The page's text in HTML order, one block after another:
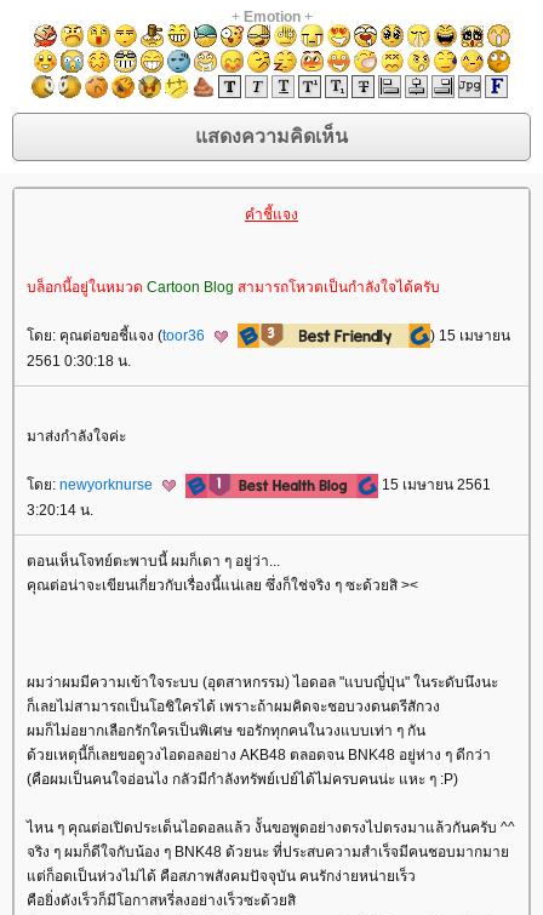
+ Emotion+
คำชี้แจง
บล็อกนี้อยู่ในหมวด Cartoon Blog สามารถโหวตเป็นกำลังใจได้ครับ
ดย: คุณต่อขอชี้แจง (toor36
) 15 เมษายน
2561 0:30:18 น.
มาส่งกำลังใจค่ะ
ดย: newyorknurse
15 เมษายน 2561
3:20:14 น.
ตอนเห็นโจทย์ตะพาบนี้ ผมก็เดา ๆ อยู่ว่า...
คุณต่อน่าจะเขียนเกี่ยวกับเรื่องนี้แน่เลย ซึ่งก็ใช่จริง ๆ ซะด้วยสิ ><
ผมว่าผมมีความเข้าใจระบบ (อุตสาหกรรม) ไอดอล "แบบญี่ปุ่น" ในระดับนึงนะ
ก็เลยไม่สามารถเป็นโอชิใครได้ เพราะถ้าผมคิดจะชอบวงดนตรีสักวง
ผมก็ไม่อยากเลือกรักใครเป็นพิเศษ ขอรักทุกคนในวงแบบเท่า ๆ กัน
ด้วยเหตุนี้ก็เลยขอดูวงไอดอลอย่าง AKB48 ตลอดจน BNK48 อยู่ห่าง ๆ ดีกว่า
(คือผมเป็นคนใจอ่อนไง กลัวมีกำลังทรัพย์เปย์ได้ไม่ครบคนน่ะ แหะ ๆ :P)
ไหน ๆ คุณต่อเปิดประเด็นไอดอลแล้ว งั้นขอพูดอย่างตรงไปตรงมาแล้วกันครับ ^^
จริง ๆ ผมก็ดีใจกับน้อง ๆ BNK48 ด้วยนะ ที่ประสบความสำเร็จมีคนชอบมากมา
ต่ก็อดเป็นห่วงไม่ได้ คือสภาพสังคมปัจจุบัน คนรักง่ายหน่ายเร็ว
คือยิ่งดังเร็วก็มีโอกาสหรี่ลงอย่างเร็วซะด้วยสิ